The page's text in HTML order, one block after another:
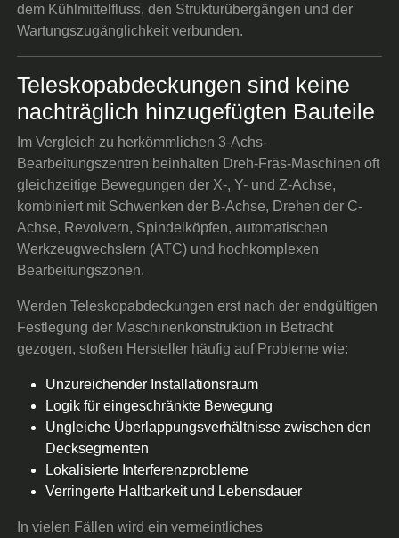
dem Kühlmittelfluss, den Strukturübergängen und der
Wartungszugänglichkeit verbunden.
Teleskopabdeckungen sind keine
nachträglich hinzugefügten Bauteile
Im Vergleich zu herkömmlichen 3-Achs-
Bearbeitungszentren beinhalten Dreh-Fräs-Maschinen oft
gleichzeitige Bewegungen der X-, Y- und Z-Achse,
kombiniert mit Schwenken der B-Achse, Drehen der C-
Achse, Revolvern, Spindelköpfen, automatischen
Werkzeugwechslern (ATC) und hochkomplexen
Bearbeitungszonen.
Werden Teleskopabdeckungen erst nach der endgültigen
Festlegung der Maschinenkonstruktion in Betracht
gezogen, stoßen Hersteller häufig auf Probleme wie:
Unzureichender Installationsraum
Logik für eingeschränkte Bewegung
Ungleiche Überlappungsverhältnisse zwischen den
Decksegmenten
Lokalisierte Interferenzprobleme
Verringerte Haltbarkeit und Lebensdauer
In vielen Fällen wird ein vermeintliches